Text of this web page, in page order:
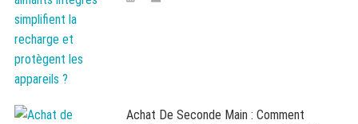
Achat De Seconde Main : Comment